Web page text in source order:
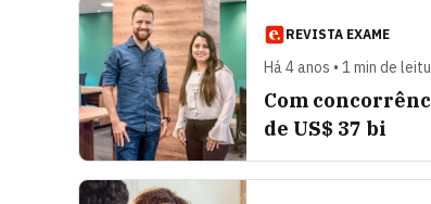
REVISTA EXAME
Há 4 anos • 1 min de
Com
de US$ 37 bi